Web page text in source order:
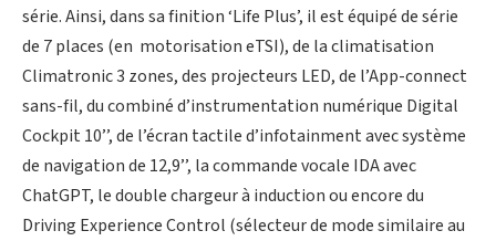
série. Ainsi, dans sa finition ‘Life Plus’, il est équipé de série
de 7 places (en motorisation eTSI), de la climatisation
Climatronic 3 zones, des projecteurs LED, de l’App-connect
sans-fil, du combiné d’instrumentation numérique Digital
Cockpit 10’’, de l’écran tactile d’infotainment avec système
de navigation de 12,9’’, la commande vocale IDA avec
ChatGPT, le double chargeur à induction ou encore du
Driving Experience Control (sélecteur de mode similaire au